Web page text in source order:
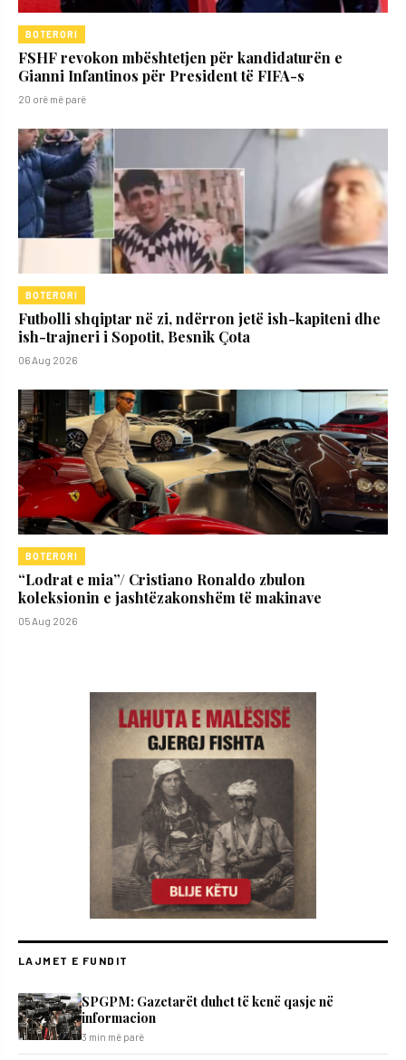
BOTERORI
FSHF revokon mbështetjen për kandidaturën e
Gianni Infantinos për President të FIFA-s
20 orë më parë
BOTERORI
Futbolli shqiptar në zi, ndërron jetë ish-kapiteni dhe
ish-trajneri i Sopotit, Besnik Çota
06 Aug 2026
BOTERORI
“Lodrat e mia”/ Cristiano Ronaldo zbulon
koleksionin e jashtëzakonshëm të makinave
05 Aug 2026
LAJMET E FUNDIT
SPGPM: Gazetarët duhet të kenë qasje në
informacion
3 min më parë